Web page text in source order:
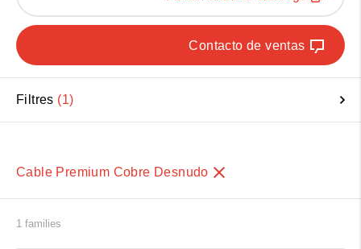
Contacto de ventas
Filtres 1
Cable Premium Cobre Desnudo
1 families